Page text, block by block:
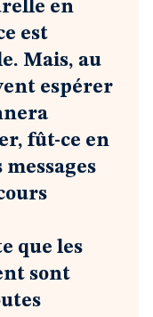
en
est
Mais, au
espérer
fût-ce en
que les
sont